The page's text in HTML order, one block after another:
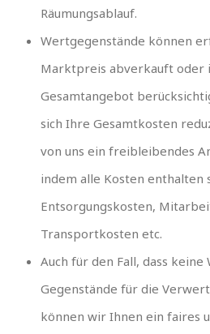
Räumungsablauf.
Wertgegenstände können
Marktpreis abverkauft oder
Gesamtangebot
sich Ihre Gesamtkosten
von uns ein freibleibendes
indem alle Kosten enthalten
Entsorgungskosten,
Transportkosten etc.
Auch für den Fall, dass
Gegenstände für die
können wir Ihnen ein faires